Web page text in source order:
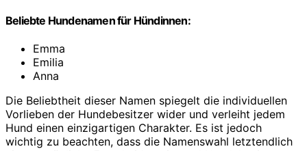
Beliebte Hundenamen für Hündinnen:
Emma
Emilia
Anna
Die Beliebtheit dieser Namen spiegelt die individuellen
Vorlieben der Hundebesitzer wider und verleiht jedem
Hund einen einzigartigen Charakter. Es ist jedoch
wichtig zu beachten, dass die Namenswahl letztendlich